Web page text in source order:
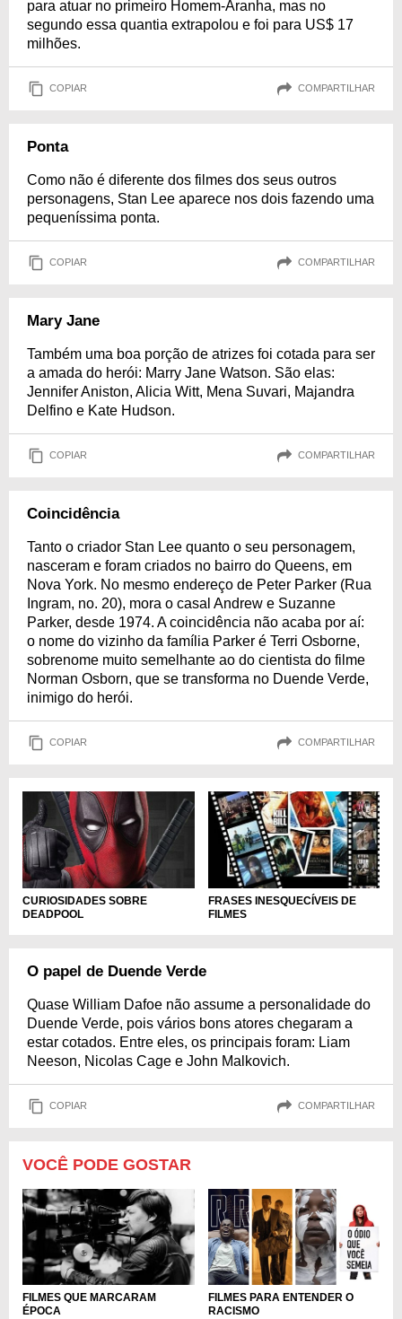
para atuar no primeiro Homem-Aranha, mas no
segundo essa quantia extrapolou e foi para US$ 17
milhões.
COPIAR COMPARTILHAR
Ponta
Como não é diferente dos filmes dos seus outros
personagens, Stan Lee aparece nos dois fazendo uma
pequeníssima ponta.
COPIAR COMPARTILHAR
Mary Jane
Também uma boa porção de atrizes foi cotada para ser
a amada do herói: Marry Jane Watson. São elas:
Jennifer Aniston, Alicia Witt, Mena Suvari, Majandra
Delfino e Kate Hudson.
COPIAR COMPARTILHAR
Coincidência
Tanto o criador Stan Lee quanto o seu personagem,
nasceram e foram criados no bairro do Queens, em
Nova York. No mesmo endereço de Peter Parker (Rua
Ingram, no. 20), mora o casal Andrew e Suzanne
Parker, desde 1974. A coincidência não acaba por aí:
o nome do vizinho da família Parker é Terri Osborne,
sobrenome muito semelhante ao do cientista do filme
Norman Osborn, que se transforma no Duende Verde,
inimigo do herói.
COPIAR COMPARTILHAR
CURIOSIDADES SOBRE
DEADPOOL
FRASES INESQUECÍVEIS DE
FILMES
O papel de Duende Verde
Quase William Dafoe não assume a personalidade do
Duende Verde, pois vários bons atores chegaram a
estar cotados. Entre eles, os principais foram: Liam
Neeson, Nicolas Cage e John Malkovich.
COPIAR COMPARTILHAR
VOCÊ PODE GOSTAR
FILMES QUE MARCARAM
ÉPOCA
FILMES PARA ENTENDER O
RACISMO